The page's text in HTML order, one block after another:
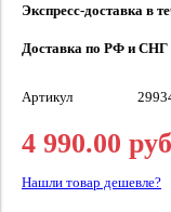
Экспресс-доставка в
Доставка по РФ и СНГ
Артикул
4 990.00 руб
Нашли товар дешевле?